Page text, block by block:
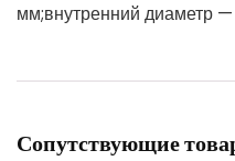
мм;внутренний диаметр
Сопутствующие